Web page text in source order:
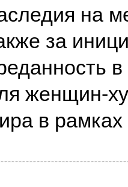
на
за
женщин-
в